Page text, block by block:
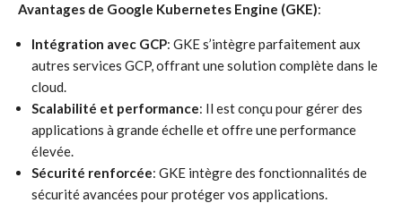
Avantages de Google Kubernetes Engine (GKE):
Intégration avec GCP: GKE s’intègre parfaitement aux
autres services GCP, offrant une solution complète dans le
cloud.
Scalabilité et performance: Il est conçu pour gérer des
applications à grande échelle et offre une performance
élevée.
Sécurité renforcée: GKE intègre des fonctionnalités de
sécurité avancées pour protéger vos applications.